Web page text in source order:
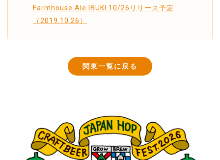
Farmhouse Ale IBUKI 10/26リリース予定
（2019.10.26）
関東一覧に戻る